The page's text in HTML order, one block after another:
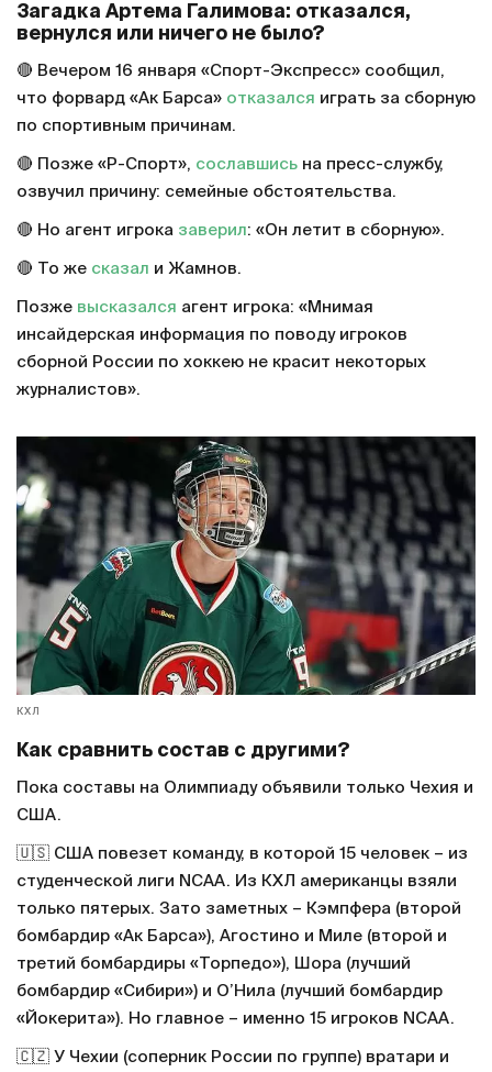
Загадка Артема Галимова: отказался,
вернулся или ничего не было?
🔴 Вечером 16 января «Спорт-Экспресс» сообщил,
что форвард «Ак Барса» отказался играть за сборную
по спортивным причинам.
🔴 Позже «Р-Спорт», сославшись на пресс-службу,
озвучил причину: семейные обстоятельства.
🔴 Но агент игрока заверил: «Он летит в сборную».
🔴 То же сказал и Жамнов.
Позже высказался агент игрока: «Мнимая
инсайдерская информация по поводу игроков
сборной России по хоккею не красит некоторых
журналистов».
КХЛ
Как сравнить состав с другими?
Пока составы на Олимпиаду объявили только Чехия и
США.
🇺🇸 США повезет команду, в которой 15 человек – из
студенческой лиги NCAA. Из КХЛ американцы взяли
только пятерых. Зато заметных – Кэмпфера (второй
бомбардир «Ак Барса»), Агостино и Миле (второй и
третий бомбардиры «Торпедо»), Шора (лучший
бомбардир «Сибири») и О’Нила (лучший бомбардир
«Йокерита»). Но главное – именно 15 игроков NCAA.
🇨🇿 У Чехии (соперник России по группе) вратари и